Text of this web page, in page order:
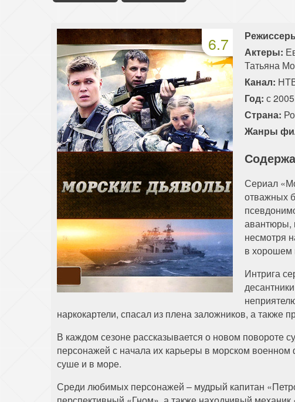
6.7
Актеры:
Татьяна
Канал:
Год: с
Страна:
Жанры
Сериал
отважных
авантюры,
несмотря
в хорошем
Интрига
наркокартели, спасал из плена заложников, а также
В каждом сезоне рассказывается о новом повороте
персонажей с начала их карьеры в морском военном
суше и в море.
Среди любимых персонажей – мудрый капитан